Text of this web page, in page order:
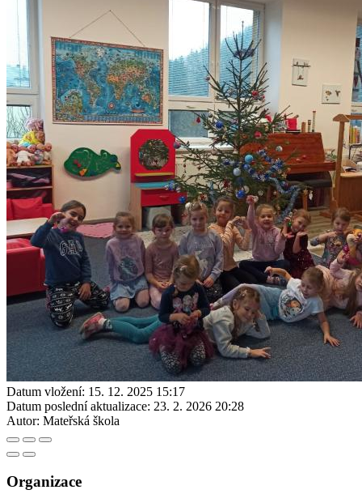
Datum vložení: 15. 12. 2025 15:17
Datum poslední aktualizace: 23. 2. 2026 20:28
Autor: Mateřská škola
Organizace